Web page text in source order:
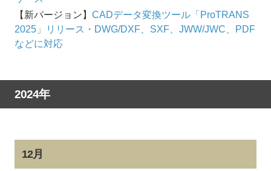
【新バージョン】 CADデータ変換ツール「ProTRANS
2025」リリース・DWG/DXF、SXF、JWW/JWC、PDF
などに対応
2024年
12月